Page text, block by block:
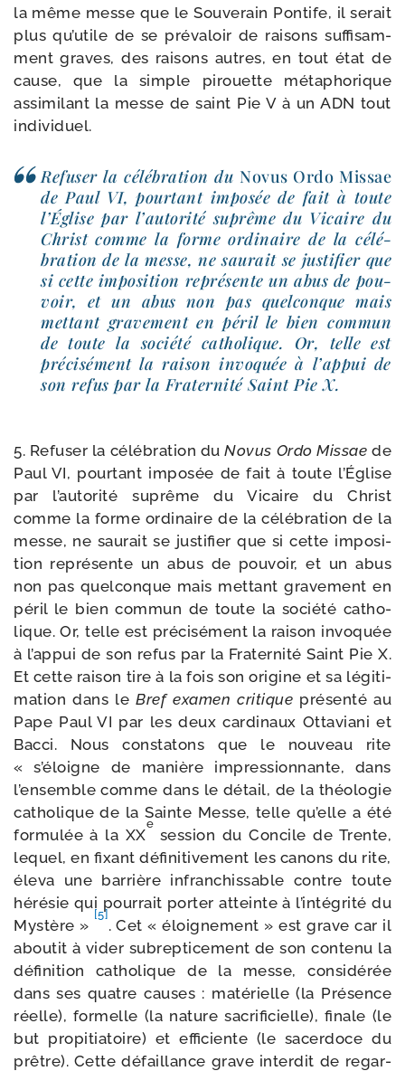
la même messe que le Souverain Pontife, il serait
plus qu’utile de se pré­va­loir de rai­sons suf­fi­sam­
ment graves, des rai­sons autres, en tout état de
cause, que la simple pirouette méta­pho­rique
assi­mi­lant la messe de saint Pie V à un ADN tout
individuel.
Refuser la célé­bra­tion du Novus Ordo Missae
de Paul VI, pour­tant impo­sée de fait à toute
l’Église par l’autorité suprême du Vicaire du
Christ comme la forme ordi­naire de la célé­
bra­tion de la messe, ne sau­rait se jus­ti­fier que
si cette impo­si­tion repré­sente un abus de pou­
voir, et un abus non pas quel­conque mais
met­tant gra­ve­ment en péril le bien com­mun
de toute la socié­té catho­lique. Or, telle est
pré­ci­sé­ment la rai­son invo­quée à l’appui de
son refus par la Fraternité Saint Pie X.
5. Refuser la célé­bra­tion duNovus Ordo Missae de
Paul VI, pour­tant impo­sée de fait à toute l’Église
par l’autorité suprême du Vicaire du Christ
comme la forme ordi­naire de la célé­bra­tion de la
messe, ne sau­rait se jus­ti­fier que si cette impo­si­
tion repré­sente un abus de pou­voir, et un abus
non pas quel­conque mais met­tant gra­ve­ment en
péril le bien com­mun de toute la socié­té catho­
lique. Or, telle est pré­ci­sé­ment la rai­son invo­quée
à l’appui de son refus par la Fraternité Saint Pie X.
Et cette rai­son tire à la fois son ori­gine et sa légi­ti­
ma­tion dans le Bref exa­men cri­tique pré­sen­té au
Pape Paul VI par les deux car­di­naux Ottaviani et
Bacci. Nous consta­tons que le nou­veau rite
« s’éloigne de manière impres­sion­nante, dans
l’ensemble comme dans le détail, de la théo­lo­gie
catho­lique de la Sainte Messe, telle qu’elle a été
for­mu­lée à la XX
e
ses­sion du Concile de Trente,
lequel, en fixant défi­ni­ti­ve­ment les canons du rite,
éle­va une bar­rière infran­chis­sable contre toute
héré­sie qui pour­rait por­ter atteinte à l’intégrité du
Mystère »
[5]
. Cet « éloi­gne­ment » est grave car il
abou­tit à vider subrep­ti­ce­ment de son conte­nu la
défi­ni­tion catho­lique de la messe, consi­dé­rée
dans ses quatre causes : maté­rielle (la Présence
réelle), for­melle (la nature sacri­fi­cielle), finale (le
but pro­pi­tia­toire) et effi­ciente (le sacer­doce du
prêtre). Cette défaillance grave inter­dit de regar­